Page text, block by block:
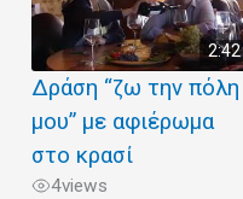
2:42
Δράση “ζω την πόλη
μου” με αφιέρωμα
στο κρασί
4views